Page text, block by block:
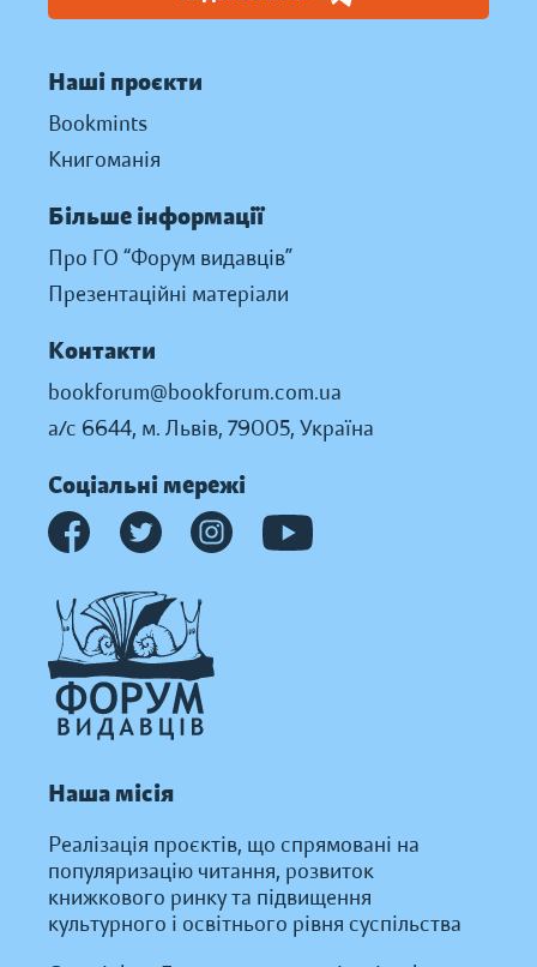
Наші проєкти
Bookmints
Книгоманія
Більше інформації
Про ГО “Форум видавців”
Презентаційні матеріали
Контакти
bookforum@bookforum.com.ua
а/с 6644, м. Львів, 79005, Україна
Соціальні мережі
Наша місія
Реалізація проєктів, що спрямовані на
популяризацію читання, розвиток
книжкового ринку та підвищення
культурного і освітнього рівня суспільства